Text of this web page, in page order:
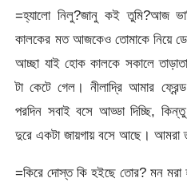
=হ্যালো নিলু?জানু কই তুমি?আজ
কালকের মত আজকেও তোমাকে নিয়ে
আচ্ছা যাই হোক কালকে সকালে
টা কেটে গেল। নীলাদ্রি আমার
পরদিন সবাই বসে আড্ডা দিচ্ছি,
দুরে একটা জায়গায় বসে আছে। আমরা
=কিরে দোস্ত কি হইছে তোর? মন